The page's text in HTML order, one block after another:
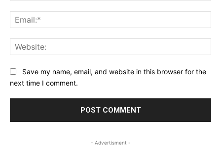
Save my name, email, and website in this browser for the
next time I comment.
- Advertisment -